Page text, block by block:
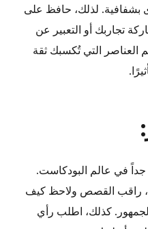
بشفافية. لذلك، حافظ على
تجاربك أو التعبير عن
التي تُكسبك ثقة
في عالم البودكاست.
راقب القصص ولاحظ كيف
كذلك، اطلب رأي